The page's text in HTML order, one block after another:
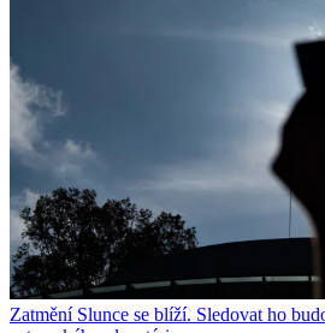
Zatmění Slunce se blíží. Sledovat ho